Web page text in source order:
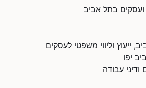
בתל אביב
ייעוץ וליווי משפטי לעסקים
יפו
עבודה